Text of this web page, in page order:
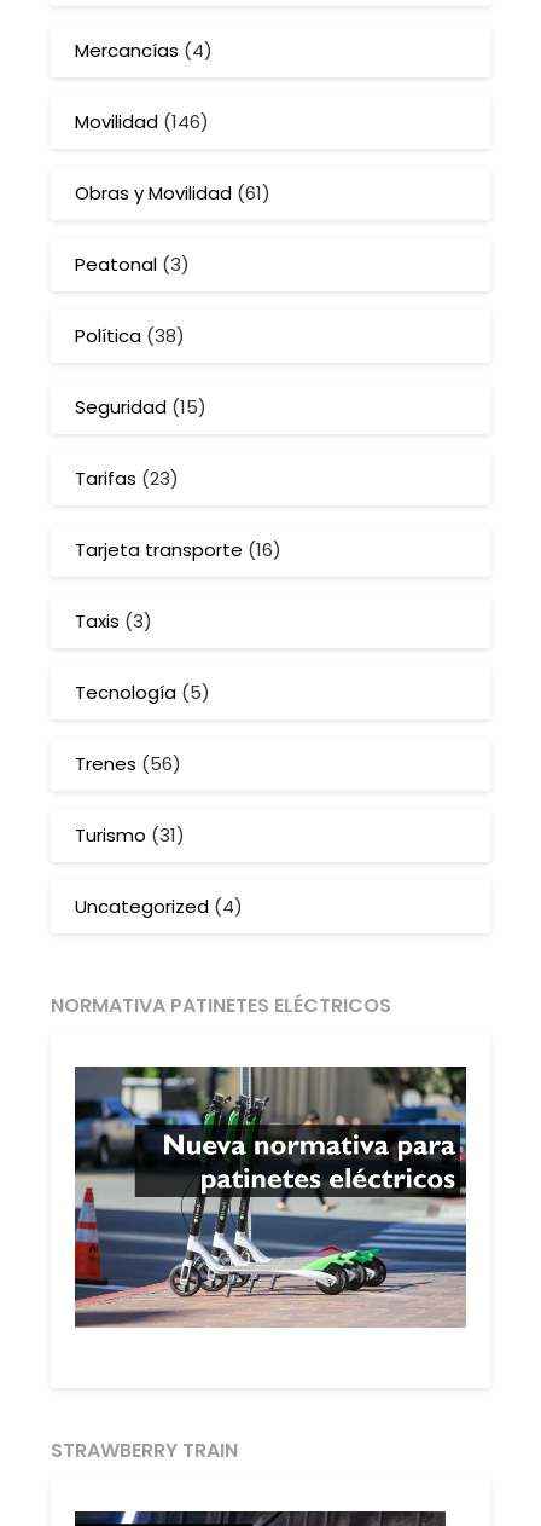
Mercancías (4)
Movilidad (146)
Obras y Movilidad (61)
Peatonal (3)
Política (38)
Seguridad (15)
Tarifas (23)
Tarjeta transporte (16)
Taxis (3)
Tecnología (5)
Trenes (56)
Turismo (31)
Uncategorized (4)
NORMATIVA PATINETES ELÉCTRICOS
STRAWBERRY TRAIN